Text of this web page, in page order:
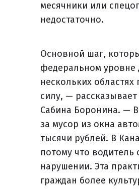
месячники или
недостаточно.
Основной шаг,
федеральном уровне
нескольких
силу, —
Сабина Боронина. —
за мусор из окна
тысячи рублей. В
потому что
нарушении. Эта
граждан более